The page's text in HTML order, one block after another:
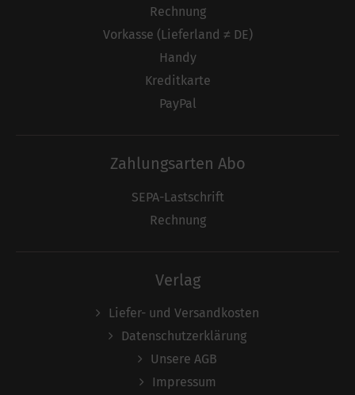
Rechnung
Vorkasse (Lieferland ≠ DE)
Handy
Kreditkarte
PayPal
Zahlungsarten Abo
SEPA-Lastschrift
Rechnung
Verlag
Liefer- und Versandkosten
Datenschutzerklärung
Unsere AGB
Impressum